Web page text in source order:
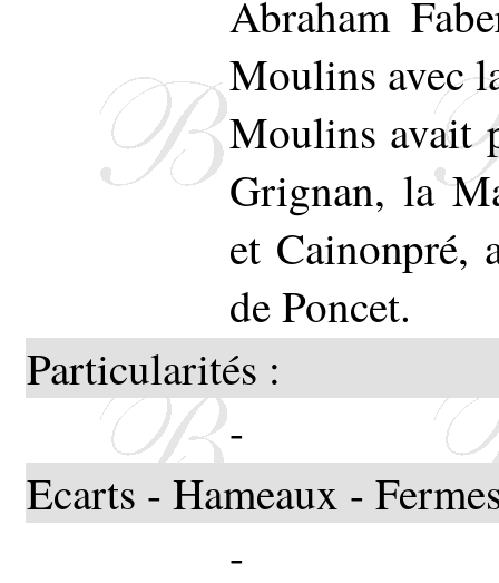
Abraham
Moulins avec
Moulins avait
Grignan, la
et Cainonpré,
de Poncet.
Particularités :
-
Ecarts - Hameaux -
-